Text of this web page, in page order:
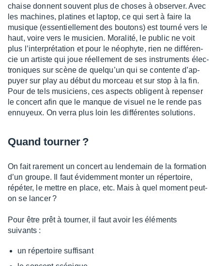
chaise donnent souvent plus de choses à obser­ver. Avec
les machines, platines et laptop, ce qui sert à faire la
musique (essen­tiel­le­ment des boutons) est tourné vers le
haut, voire vers le musi­cien. Mora­lité, le public ne voit
plus l’in­ter­pré­ta­tion et pour le néophyte, rien ne diffé­ren­
cie un artiste qui joue réel­le­ment de ses instru­ments élec­
tro­niques sur scène de quelqu’un qui se contente d’ap­
puyer sur play au début du morceau et sur stop à la fin.
Pour de tels musi­ciens, ces aspects obligent à repen­ser
le concert afin que le manque de visuel ne le rende pas
ennuyeux. On verra plus loin les diffé­rentes solu­tions.
Quand tour­ner ?
On fait rare­ment un concert au lende­main de la forma­tion
d’un groupe. Il faut évidem­ment monter un réper­toire,
répé­ter, le mettre en place, etc. Mais à quel moment peut-
on se lancer ?
Pour être prêt à tour­ner, il faut avoir les éléments
suivants :
un réper­toire suffi­sant